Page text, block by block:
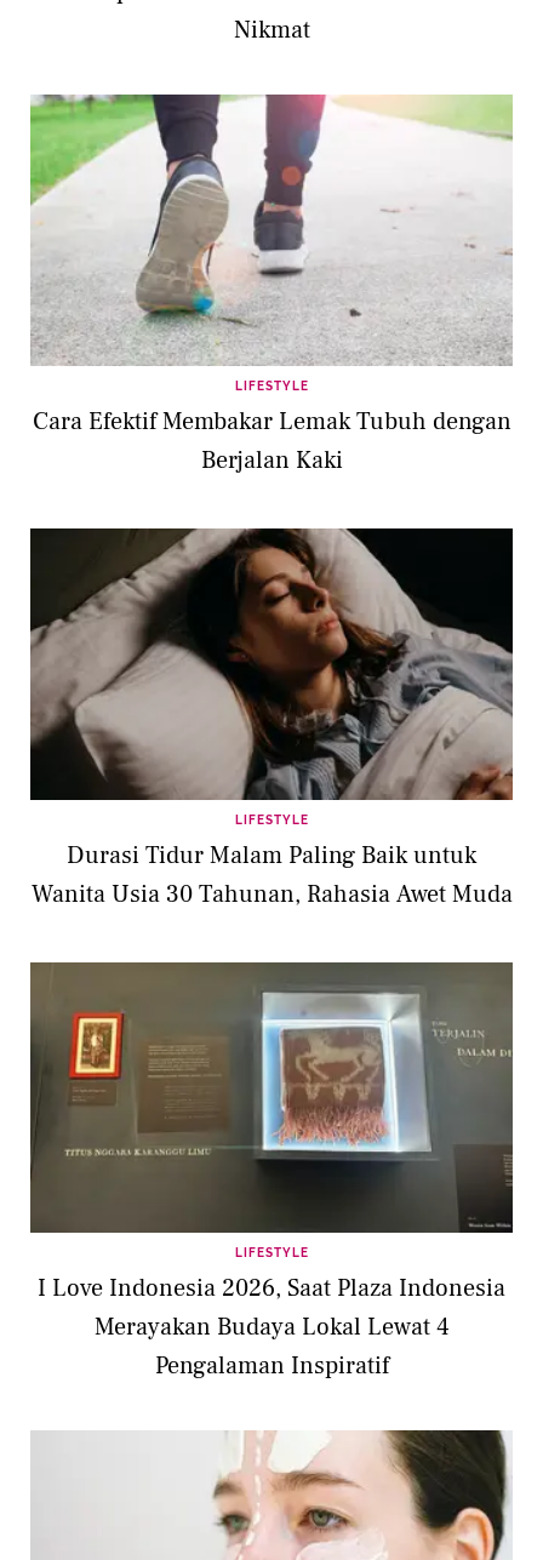
Nikmat
LIFESTYLE
Cara Efektif Membakar Lemak Tubuh dengan
Berjalan Kaki
LIFESTYLE
Durasi Tidur Malam Paling Baik untuk
Wanita Usia 30 Tahunan, Rahasia Awet Muda
LIFESTYLE
I Love Indonesia 2026, Saat Plaza Indonesia
Merayakan Budaya Lokal Lewat 4
Pengalaman Inspiratif